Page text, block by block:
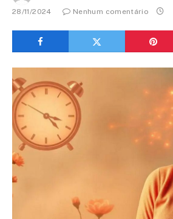
28/11/2024
Nenhum comentário